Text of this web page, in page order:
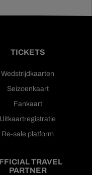
TICKETS
Wedstrijdkaarten
Seizoenkaart
Fankaart
Uitkaartregistratie
Re-sale platform
TRAVEL
PARTNER